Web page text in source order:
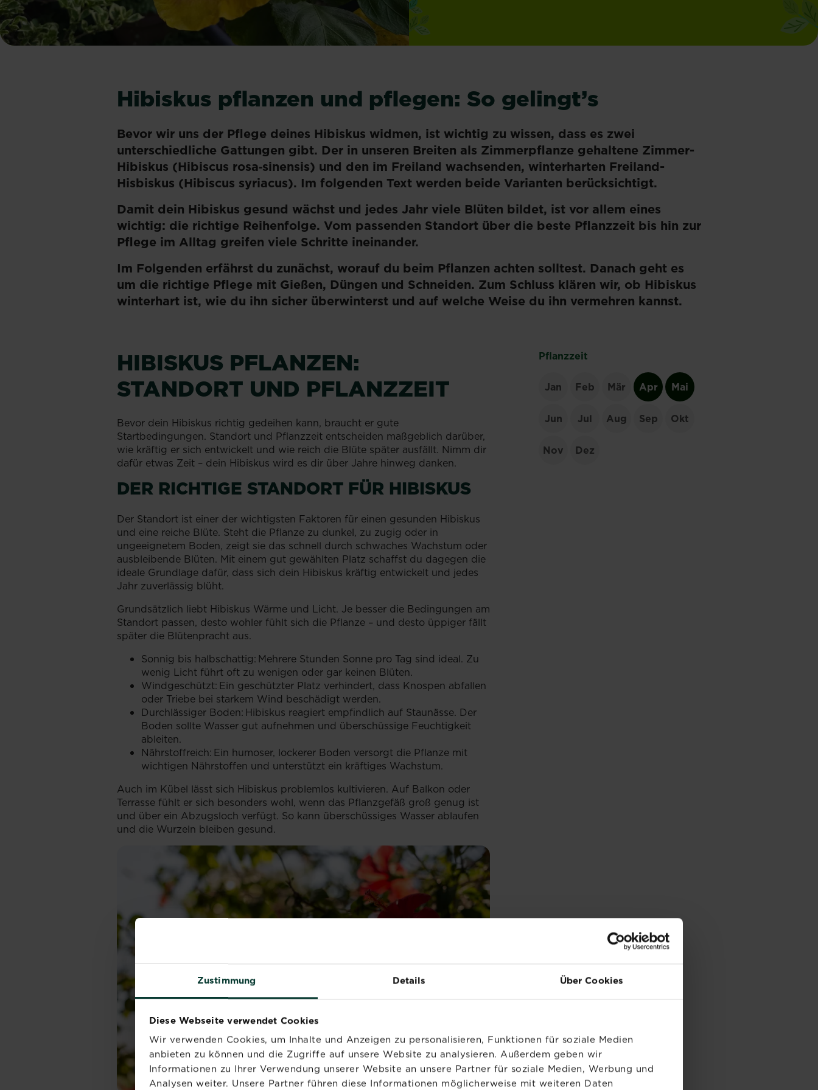
Zustimmung Details Über Cookies
Diese Webseite verwendet Cookies
Wir verwenden Cookies, um Inhalte und Anzeigen zu personalisieren, Funktionen für soziale Medien
anbieten zu können und die Zugriffe auf unsere Website zu analysieren. Außerdem geben wir
Informationen zu Ihrer Verwendung unserer Website an unsere Partner für soziale Medien, Werbung und
Analysen weiter. Unsere Partner führen diese Informationen möglicherweise mit weiteren Daten
Hibiskus pflanzen und pflegen: So gelingt’s
Bevor wir uns der Pflege deines Hibiskus widmen, ist wichtig zu wissen, dass es zwei
unterschiedliche Gattungen gibt. Der in unseren Breiten als Zimmerpflanze gehaltene Zimmer-
Hibiskus (Hibiscus rosa‑sinensis) und den im Freiland wachsenden, winterharten Freiland-
Hisbiskus (Hibiscus syriacus). Im folgenden Text werden beide Varianten berücksichtigt.
Damit dein Hibiskus gesund wächst und jedes Jahr viele Blüten bildet, ist vor allem eines
wichtig: die richtige Reihenfolge. Vom passenden Standort über die beste Pflanzzeit bis hin zur
Pflege im Alltag greifen viele Schritte ineinander.
Im Folgenden erfährst du zunächst, worauf du beim Pflanzen achten solltest. Danach geht es
um die richtige Pflege mit Gießen, Düngen und Schneiden. Zum Schluss klären wir, ob Hibiskus
winterhart ist, wie du ihn sicher überwinterst und auf welche Weise du ihn vermehren kannst.
HIBISKUS PFLANZEN:
STANDORT UND PFLANZZEIT
Bevor dein Hibiskus richtig gedeihen kann, braucht er gute
Startbedingungen. Standort und Pflanzzeit entscheiden maßgeblich darüber,
wie kräftig er sich entwickelt und wie reich die Blüte später ausfällt. Nimm dir
dafür etwas Zeit – dein Hibiskus wird es dir über Jahre hinweg danken.
DER RICHTIGE STANDORT FÜR HIBISKUS
Der Standort ist einer der wichtigsten Faktoren für einen gesunden Hibiskus
und eine reiche Blüte. Steht die Pflanze zu dunkel, zu zugig oder in
ungeeignetem Boden, zeigt sie das schnell durch schwaches Wachstum oder
ausbleibende Blüten. Mit einem gut gewählten Platz schaffst du dagegen die
ideale Grundlage dafür, dass sich dein Hibiskus kräftig entwickelt und jedes
Jahr zuverlässig blüht.
Grundsätzlich liebt Hibiskus Wärme und Licht. Je besser die Bedingungen am
Standort passen, desto wohler fühlt sich die Pflanze – und desto üppiger fällt
später die Blütenpracht aus.
Sonnig bis halbschattig: Mehrere Stunden Sonne pro Tag sind ideal. Zu
wenig Licht führt oft zu wenigen oder gar keinen Blüten.
Windgeschützt: Ein geschützter Platz verhindert, dass Knospen abfallen
oder Triebe bei starkem Wind beschädigt werden.
Durchlässiger Boden: Hibiskus reagiert empfindlich auf Staunässe. Der
Boden sollte Wasser gut aufnehmen und überschüssige Feuchtigkeit
ableiten.
Nährstoffreich: Ein humoser, lockerer Boden versorgt die Pflanze mit
wichtigen Nährstoffen und unterstützt ein kräftiges Wachstum.
Auch im Kübel lässt sich Hibiskus problemlos kultivieren. Auf Balkon oder
Terrasse fühlt er sich besonders wohl, wenn das Pflanzgefäß groß genug ist
und über ein Abzugsloch verfügt. So kann überschüssiges Wasser ablaufen
und die Wurzeln bleiben gesund.
Pflanzzeit
Jan Feb Mär Apr Mai
Jun Jul Aug Sep Okt
Nov Dez